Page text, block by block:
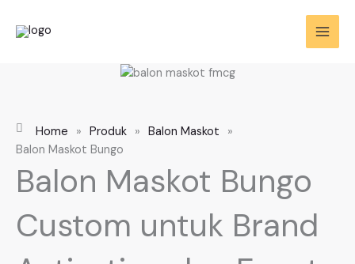
Home » Produk » Balon Maskot
»
Balon Maskot Bungo
Balon Maskot Bungo
Custom untuk Brand